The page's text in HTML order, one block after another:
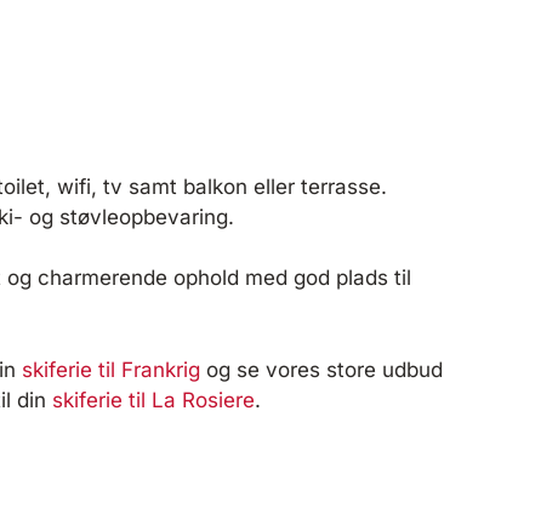
wifi, tv samt balkon eller terrasse.
og støvleopbevaring.
charmerende ophold med god plads til
skiferie til Frankrigog se vores store udbud
din skiferie til La Rosiere.